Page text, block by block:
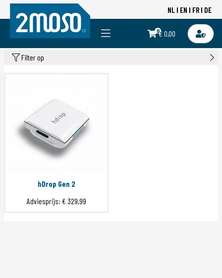
NL EN FR DE
0€ 0,00
Filter op
hDrop Gen 2
Adviesprijs: € 329,99